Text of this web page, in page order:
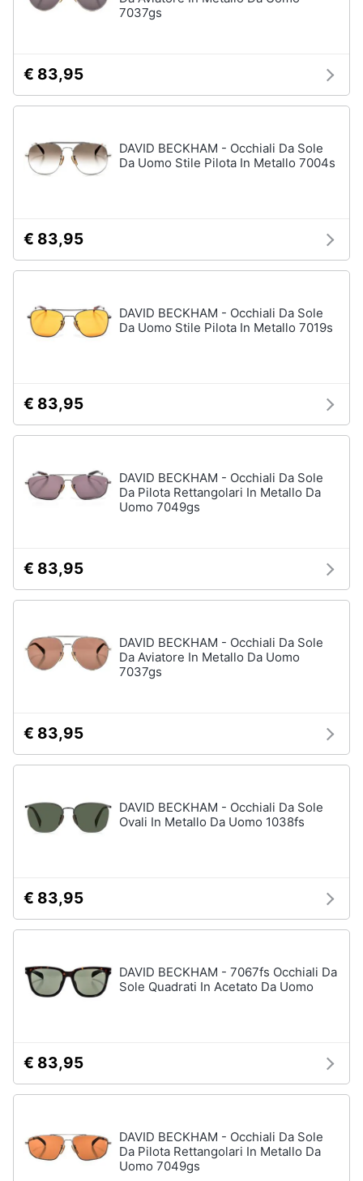
7037gs
€ 83,95
DAVID BECKHAM - Occhiali Da Sole
Da Uomo Stile Pilota In Metallo 7004s
€ 83,95
DAVID BECKHAM - Occhiali Da Sole
Da Uomo Stile Pilota In Metallo 7019s
€ 83,95
DAVID BECKHAM - Occhiali Da Sole
Da Pilota Rettangolari In Metallo Da
Uomo 7049gs
€ 83,95
DAVID BECKHAM - Occhiali Da Sole
Da Aviatore In Metallo Da Uomo
7037gs
€ 83,95
DAVID BECKHAM - Occhiali Da Sole
Ovali In Metallo Da Uomo 1038fs
€ 83,95
DAVID BECKHAM - 7067fs Occhiali Da
Sole Quadrati In Acetato Da Uomo
€ 83,95
DAVID BECKHAM - Occhiali Da Sole
Da Pilota Rettangolari In Metallo Da
Uomo 7049gs